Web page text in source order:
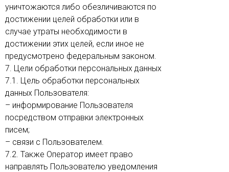
уничтожаются либо обезличиваются по
достижении целей обработки или в
случае утраты необходимости в
достижении этих целей, если иное не
предусмотрено федеральным законом.
7. Цели обработки персональных данных
7.1. Цель обработки персональных
данных Пользователя:
– информирование Пользователя
посредством отправки электронных
писем;
– связи с Пользователем.
7.2. Также Оператор имеет право
направлять Пользователю уведомления